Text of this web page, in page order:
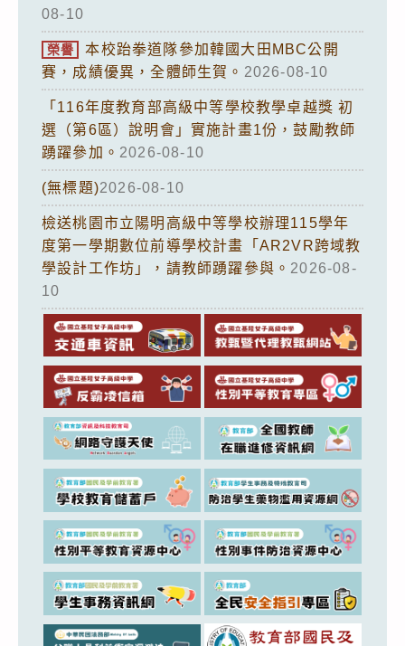
08-10
榮譽
本校跆拳道隊參加韓國大田MBC公開
賽，成績優異，全體師生賀。 2026-08-10
「116年度教育部高級中等學校教學卓越獎 初
選（第6區）說明會」實施計畫1份，鼓勵教師
踴躍參加。 2026-08-10
(無標題)2026-08-10
檢送桃園市立陽明高級中等學校辦理115學年
度第一學期數位前導學校計畫「AR2VR跨域教
學設計工作坊」，請教師踴躍參與。 2026-08-
10